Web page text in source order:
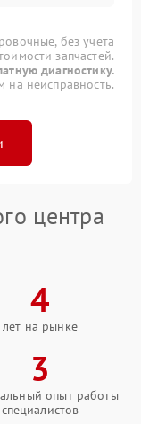
без учета
запчастей.
диагностику.
неисправность.
центра
4
лет на рынке
3
опыт работы
специалистов